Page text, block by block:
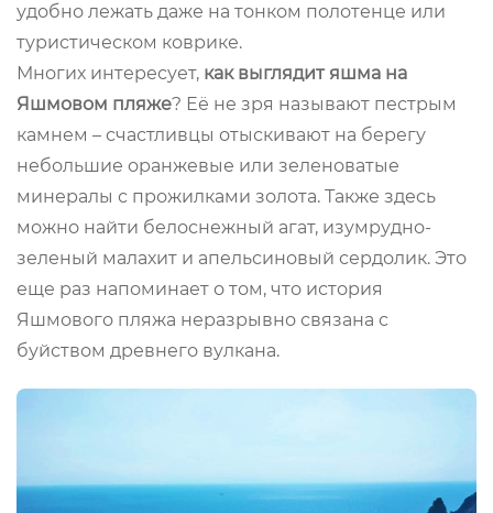
удобно лежать даже на тонком полотенце или
туристическом коврике.
Многих интересует, как выглядит яшма на
Яшмовом пляже? Её не зря называют пестрым
камнем – счастливцы отыскивают на берегу
небольшие оранжевые или зеленоватые
минералы с прожилками золота. Также здесь
можно найти белоснежный агат, изумрудно-
зеленый малахит и апельсиновый сердолик. Это
еще раз напоминает о том, что история
Яшмового пляжа неразрывно связана с
буйством древнего вулкана.